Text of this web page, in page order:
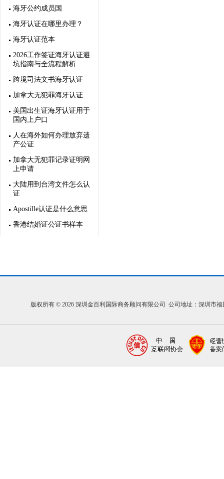
海牙公约成员国
海牙认证在哪里办理？
海牙认证范本
2026工作签证海牙认证避
坑指南与全流程解析
跨境司法文书海牙认证
加拿大无犯罪海牙认证
美国出生证海牙认证用于
国内上户口
人在海外如何办理放弃遗
产公证
加拿大无犯罪记录证明网
上申请
大陆用到台湾文件怎么认
证
Apostille认证是什么意思
香港结婚证公证书样本
版权所有 © 2026 深圳金百利国际商务顾问有限公司 公司地址：深圳市